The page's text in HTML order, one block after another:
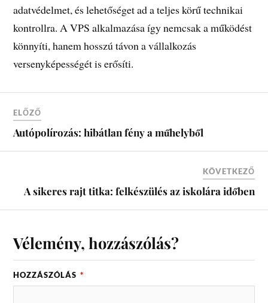
adatvédelmet, és lehetőséget ad a teljes körű technikai
kontrollra. A VPS alkalmazása így nemcsak a működést
könnyíti, hanem hosszú távon a vállalkozás
versenyképességét is erősíti.
ELŐZŐ
Autópolírozás: hibátlan fény a műhelyből
KÖVETKEZŐ
A sikeres rajt titka: felkészülés az iskolára időben
Vélemény, hozzászólás?
HOZZÁSZÓLÁS *